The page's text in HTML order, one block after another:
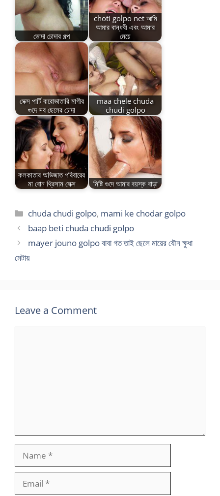
ভোদা চোদার গল্প
choti golpo net আমি
আমার বান্ধবী এবং আমার
মেয়ে
সেক্স পার্টি বারোভাতারি মাগীর
গুদে সব ছেলের চোদা
maa chele chuda
chudi golpo
কলকাতার অভিজাত পরিবারের
মা বোন থ্রিসাম সেক্স
মিষ্টি গুদে আমার বয়স্ক বাড়া
Categories
chuda chudi golpo, mami ke chodar golpo
baap beti chuda chudi golpo
mayer jouno golpo বাবা গত তাই ছেলে মায়ের যৌন ক্ষুধা
মেটায়
Leave a Comment